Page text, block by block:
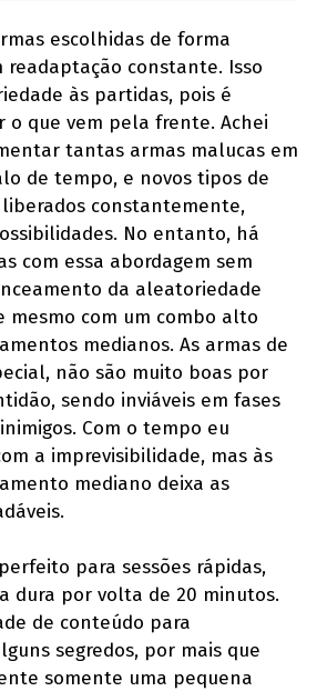
escolhidas de forma
constante. Isso
às partidas, pois é
o que vem pela frente. Achei
tantas armas malucas em
de tempo, e novos tipos de
constantemente,
No entanto, há
com essa abordagem sem
da aleatoriedade
mesmo com um combo alto
medianos. As armas de
não são muito boas por
sendo inviáveis em fases
Com o tempo eu
a imprevisibilidade, mas às
mediano deixa as
para sessões rápidas,
dura por volta de 20 minutos.
de conteúdo para
segredos, por mais que
somente uma pequena